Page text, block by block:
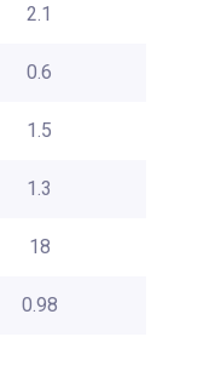
2.1
0.6
1.5
1.3
18
0.98